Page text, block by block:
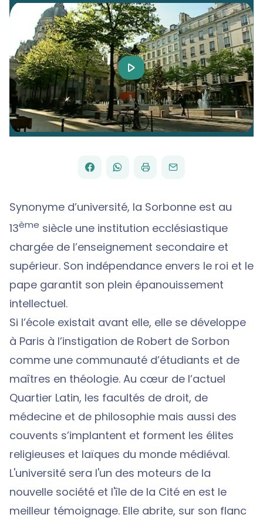
Play
Video
PARTAGER
FACEBOOK
PARTAGER
WHATSAPP
IMPRIMERENVOYER
PAR
EMAIL
Synonyme d’université, la Sorbonne est au
13ème siècle une institution ecclésiastique
chargée de l’enseignement secondaire et
supérieur. Son indépendance envers le roi et le
pape garantit son plein épanouissement
intellectuel.
Si l’école existait avant elle, elle se développe
à Paris à l’instigation de Robert de Sorbon
comme une communauté d’étudiants et de
maîtres en théologie. Au cœur de l’actuel
Quartier Latin, les facultés de droit, de
médecine et de philosophie mais aussi des
couvents s’implantent et forment les élites
religieuses et laïques du monde médiéval.
L'université sera l'un des moteurs de la
nouvelle société et l'île de la Cité en est le
meilleur témoignage. Elle abrite, sur son flanc